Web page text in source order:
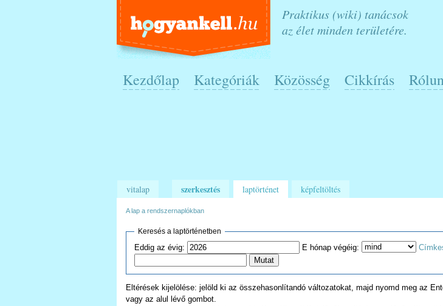
Praktikus (wiki) tanácsok
az élet minden területére.
Kezdőlap Kategóriák Közösség Cikkírás
vitalap szerkesztés laptörténet képfeltöltés
A lap a rendszernaplókban
Keresés a laptörténetben
Eddig az évig:
E hónap végéig:
Eltérések kijelölése: jelöld ki az összehasonlítandó változatokat, majd nyomd meg az
vagy az alul lévő gombot.